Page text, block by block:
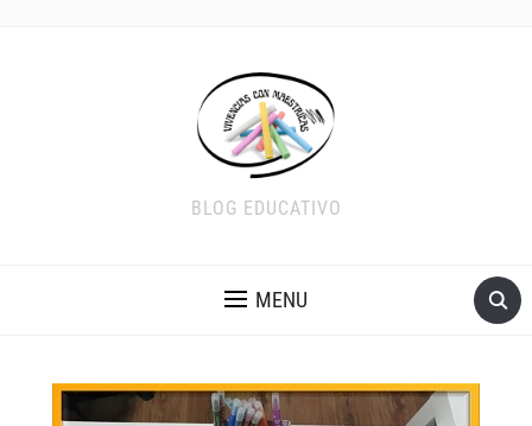
BLOG EDUCATIVO
MENU